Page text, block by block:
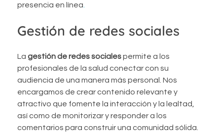
presencia en línea
Gestión de redes sociales
La gestión de redes socialespermite a los
profesionales de la salud conectar con su
audiencia de una manera más personal. Nos
encargamos de crear contenido relevante y
atractivo que fomente la interacción y la lealtad,
así como de monitorizar y responder a los
comentarios para construir una comunidad sólida.